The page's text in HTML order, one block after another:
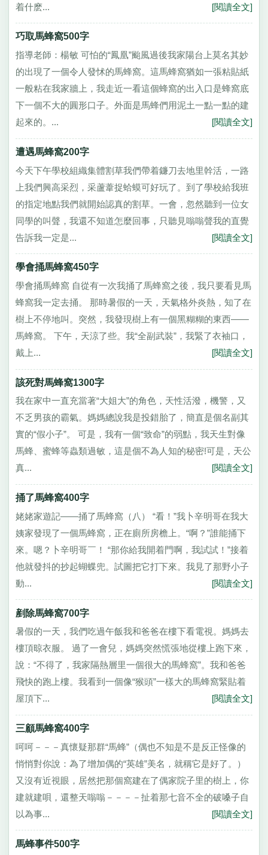
着什麽...
[閱讀全文]
巧取馬蜂窩500字
指導老師：楊敏 可怕的“鳳凰”颱風過後我家陽台上莫名其妙
的出現了一個令人發怵的馬蜂窩。這馬蜂窩猶如一張粘貼紙
一般粘在我家牆上，我走近一看這個蜂窩的出入口是蜂窩底
下一個不大的圓形口子。外面是馬蜂們用泥土一點一點的建
起來的。...
[閱讀全文]
遭遇馬蜂窩200字
今天下午學校組織集體割草我們帶着鐮刀去地里幹活，一路
上我們興高采烈，采蘆葦捉蛤蟆可好玩了。到了學校給我班
的指定地點我們就開始認真的割草。一會，忽然聽到一位女
同學的叫聲，我還不知道怎麼回事，只聽見嗡嗡聲我的直覺
告訴我一定是...
[閱讀全文]
學會捅馬蜂窩450字
學會捅馬蜂窩 自從有一次我捅了馬蜂窩之後，我只要看見馬
蜂窩我一定去捅。 那時暑假的一天，天氣格外炎熱，知了在
樹上不停地叫。突然，我發現樹上有一個黑糊糊的東西——
馬蜂窩。 下午，天涼了些。我“全副武裝”，我緊了衣袖口，
戴上...
[閱讀全文]
該死對馬蜂窩1300字
我在家中一直充當著“大姐大”的角色，天性活潑，機警，又
不乏男孩的霸氣。媽媽總說我是投錯胎了，簡直是個名副其
實的“假小子”。 可是，我有一個“致命”的弱點，我天生對像
馬蜂、蜜蜂等蟲類過敏，這是個不為人知的秘密!可是，天公
真...
[閱讀全文]
捅了馬蜂窩400字
姥姥家遊記——捅了馬蜂窩（八） “看！”我卜辛明哥在我大
姨家發現了一個馬蜂窩，正在廁所房檐上。“啊？”誰能捅下
來。嗯？卜辛明哥￣！ “那你給我開着門啊，我試試！”接着
他就發抖的抄起蝴蝶兜。試圖把它打下來。我見了那野小子
動...
[閱讀全文]
剷除馬蜂窩700字
暑假的一天，我們吃過午飯我和爸爸在樓下看電視。媽媽去
樓頂晾衣服。 過了一會兒，媽媽突然慌張地從樓上跑下來，
說：“不得了，我家隔熱層里一個很大的馬蜂窩”。我和爸爸
飛快的跑上樓。我看到一個像“猴頭”一樣大的馬蜂窩緊貼着
屋頂下...
[閱讀全文]
三顧馬蜂窩400字
呵呵－－－真懷疑那群“馬蜂”（偶也不知是不是反正怪像的
悄悄對你說：為了增加偶的“英雄”美名，就稱它是好了。）
又沒有近視眼，居然把那個窩建在了偶家院子里的樹上，你
建就建唄，還整天嗡嗡－－－－扯着那七音不全的破嗓子自
以為事...
[閱讀全文]
馬蜂事件500字